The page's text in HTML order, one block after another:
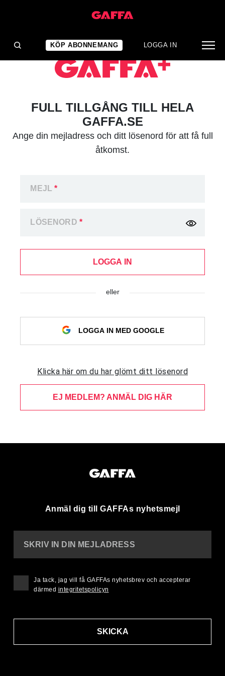
KÖP ABONNEMANG LOGGA IN
FULL TILLGÅNG TILL HELA
GAFFA.SE
Ange din mejladress och ditt lösenord för att få full
åtkomst.
MEJL*
LÖSENORD *
LOGGA IN
eller
LOGGA IN MED GOOGLE
Klicka här om du har glömt ditt lösenord
EJ MEDLEM? ANMÄL DIG HÄR
Anmäl dig till GAFFAs nyhetsmejl
SKRIV IN DIN MEJLADRESS
SKICKA
Ja tack, jag vill få GAFFAs nyhetsbrev och accepterar
därmed integritetspolicyn